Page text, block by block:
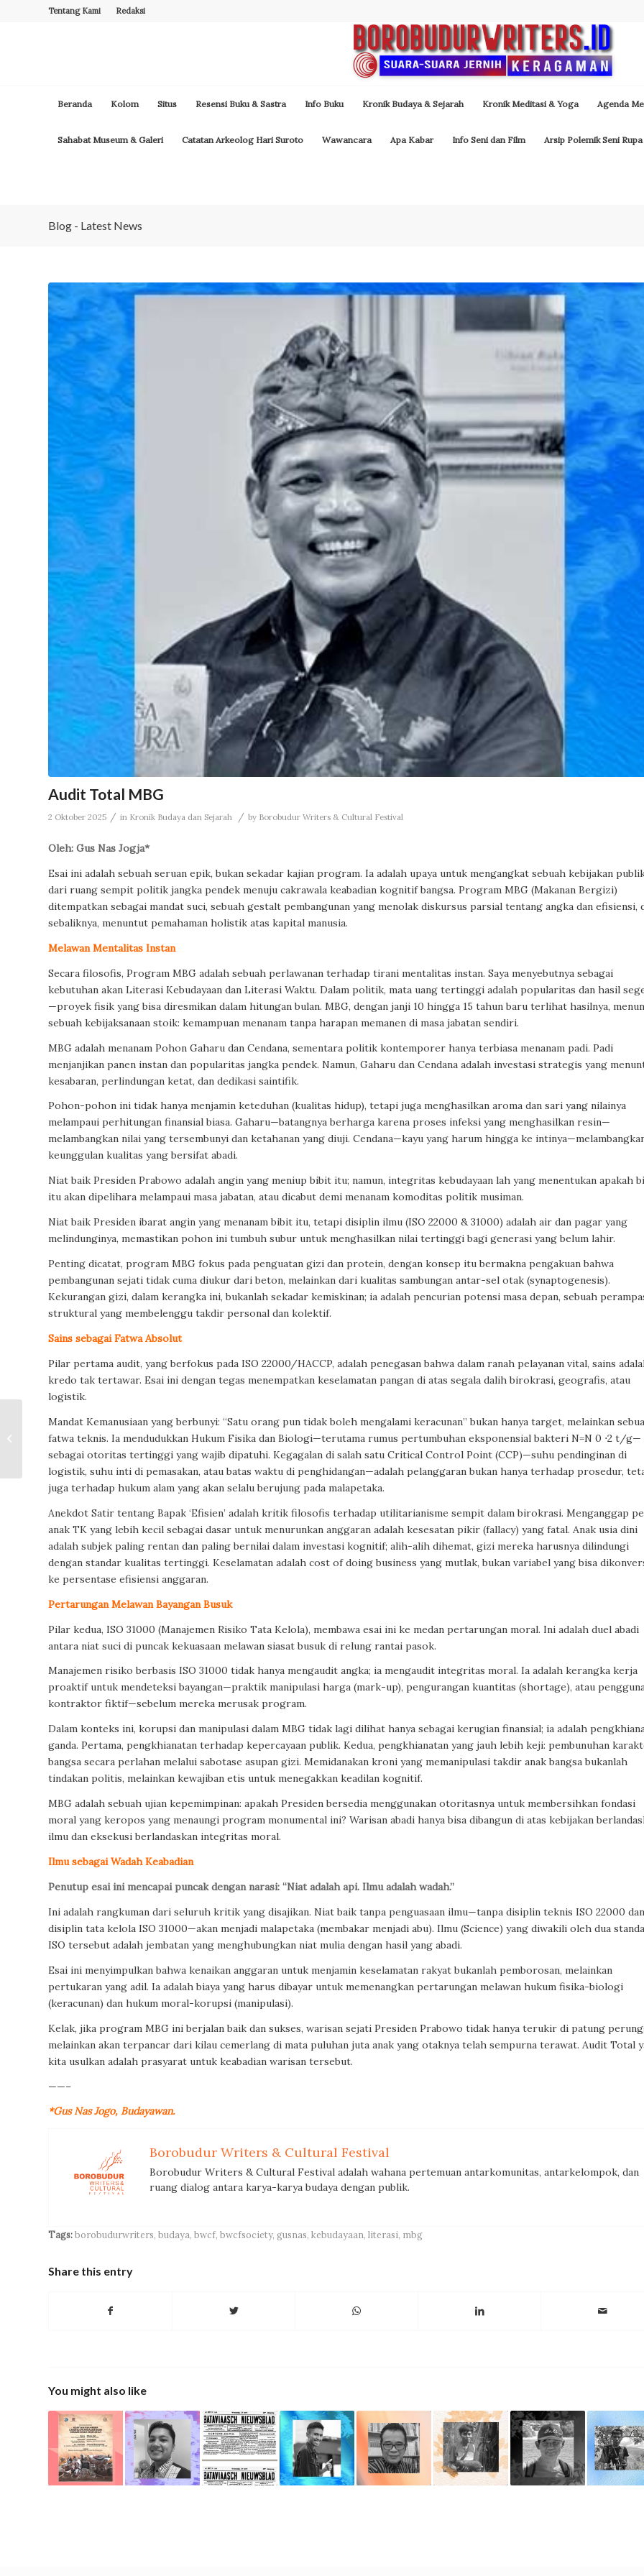
Tentang Kami Redaksi
Beranda Kolom Situs Resensi Buku & Sastra Info Buku Kronik Budaya & Sejarah Kronik Meditasi & Yoga Agenda
Sahabat Museum & Galeri Catatan Arkeolog Hari Suroto Wawancara Apa Kabar Info Seni dan Film Arsip Polemik Seni Rupa
Blog - Latest News
Audit Total MBG
2 Oktober 2025 / in Kronik Budaya dan Sejarah / by Borobudur Writers & Cultural Festival
Oleh: Gus Nas Jogja*
Esai ini adalah sebuah seruan epik, bukan sekadar kajian program. Ia adalah upaya untuk mengangkat sebuah kebijakan
dari ruang sempit politik jangka pendek menuju cakrawala keabadian kognitif bangsa. Program MBG (Makanan Bergizi)
ditempatkan sebagai mandat suci, sebuah gestalt pembangunan yang menolak diskursus parsial tentang angka dan efisiensi,
sebaliknya, menuntut pemahaman holistik atas kapital manusia.
Melawan Mentalitas Instan
Secara filosofis, Program MBG adalah sebuah perlawanan terhadap tirani mentalitas instan. Saya menyebutnya sebagai
kebutuhan akan Literasi Kebudayaan dan Literasi Waktu. Dalam politik, mata uang tertinggi adalah popularitas dan hasil
—proyek fisik yang bisa diresmikan dalam hitungan bulan. MBG, dengan janji 10 hingga 15 tahun baru terlihat hasilnya,
sebuah kebijaksanaan stoik: kemampuan menanam tanpa harapan memanen di masa jabatan sendiri.
MBG adalah menanam Pohon Gaharu dan Cendana, sementara politik kontemporer hanya terbiasa menanam padi. Padi
menjanjikan panen instan dan popularitas jangka pendek. Namun, Gaharu dan Cendana adalah investasi strategis yang
kesabaran, perlindungan ketat, dan dedikasi saintifik.
Pohon-pohon ini tidak hanya menjamin keteduhan (kualitas hidup), tetapi juga menghasilkan aroma dan sari yang nilainya
melampaui perhitungan finansial biasa. Gaharu—batangnya berharga karena proses infeksi yang menghasilkan resin—
melambangkan nilai yang tersembunyi dan ketahanan yang diuji. Cendana—kayu yang harum hingga ke
keunggulan kualitas yang bersifat abadi.
Niat baik Presiden Prabowo adalah angin yang meniup bibit itu; namun, integritas kebudayaan lah yang menentukan apakah
itu akan dipelihara melampaui masa jabatan, atau dicabut demi menanam komoditas politik musiman.
Niat baik Presiden ibarat angin yang menanam bibit itu, tetapi disiplin ilmu (ISO 22000 & 31000) adalah air dan pagar yang
melindunginya, memastikan pohon ini tumbuh subur untuk menghasilkan nilai tertinggi bagi generasi yang belum lahir.
Penting dicatat, program MBG fokus pada penguatan gizi dan protein, dengan konsep itu bermakna pengakuan bahwa
pembangunan sejati tidak cuma diukur dari beton, melainkan dari kualitas sambungan antar-sel otak (synaptogenesis).
Kekurangan gizi, dalam kerangka ini, bukanlah sekadar kemiskinan; ia adalah pencurian potensi masa depan, sebuah
struktural yang membelenggu takdir personal dan kolektif.
Sains sebagai Fatwa Absolut
Pilar pertama audit, yang berfokus pada ISO 22000/HACCP, adalah penegasan bahwa dalam ranah pelayanan vital, sains
kredo tak tertawar. Esai ini dengan tegas menempatkan keselamatan pangan di atas segala dalih birokrasi, geografis, atau
logistik.
Mandat Kemanusiaan yang berbunyi: “Satu orang pun tidak boleh mengalami keracunan” bukan hanya target, melainkan
fatwa teknis. Ia mendudukkan Hukum Fisika dan Biologi—terutama rumus pertumbuhan eksponensial bakteri N=N 0 ⋅2 t/g—
sebagai otoritas tertinggi yang wajib dipatuhi. Kegagalan di salah satu Critical Control Point (CCP)—suhu pendinginan di
logistik, suhu inti di pemasakan, atau batas waktu di penghidangan—adalah pelanggaran bukan hanya terhadap prosedur,
juga terhadap hukum alam yang akan selalu berujung pada malapetaka.
Anekdot Satir tentang Bapak ‘Efisien’ adalah kritik filosofis terhadap utilitarianisme sempit dalam birokrasi. Menganggap
anak TK yang lebih kecil sebagai dasar untuk menurunkan anggaran adalah kesesatan pikir (fallacy) yang fatal. Anak usia dini
adalah subjek paling rentan dan paling bernilai dalam investasi kognitif; alih-alih dihemat, gizi mereka harusnya dilindungi
dengan standar kualitas tertinggi. Keselamatan adalah cost of doing business yang mutlak, bukan variabel yang bisa
ke persentase efisiensi anggaran.
Pertarungan Melawan Bayangan Busuk
Pilar kedua, ISO 31000 (Manajemen Risiko Tata Kelola), membawa esai ini ke medan pertarungan moral. Ini adalah duel abadi
antara niat suci di puncak kekuasaan melawan siasat busuk di relung rantai pasok.
Manajemen risiko berbasis ISO 31000 tidak hanya mengaudit angka; ia mengaudit integritas moral. Ia adalah kerangka kerja
proaktif untuk mendeteksi bayangan—praktik manipulasi harga (mark-up), pengurangan kuantitas (shortage), atau
kontraktor fiktif—sebelum mereka merusak program.
Dalam konteks ini, korupsi dan manipulasi dalam MBG tidak lagi dilihat hanya sebagai kerugian finansial; ia adalah
ganda. Pertama, pengkhianatan terhadap kepercayaan publik. Kedua, pengkhianatan yang jauh lebih keji: pembunuhan
bangsa secara perlahan melalui sabotase asupan gizi. Memidanakan kroni yang memanipulasi takdir anak bangsa bukanlah
tindakan politis, melainkan kewajiban etis untuk menegakkan keadilan kognitif.
MBG adalah sebuah ujian kepemimpinan: apakah Presiden bersedia menggunakan otoritasnya untuk membersihkan fondasi
moral yang keropos yang menaungi program monumental ini? Warisan abadi hanya bisa dibangun di atas kebijakan
ilmu dan eksekusi berlandaskan integritas moral.
Ilmu sebagai Wadah Keabadian
Penutup esai ini mencapai puncak dengan narasi: “Niat adalah api. Ilmu adalah wadah.”
Ini adalah rangkuman dari seluruh kritik yang disajikan. Niat baik tanpa penguasaan ilmu—tanpa disiplin teknis ISO 22000 dan
disiplin tata kelola ISO 31000—akan menjadi malapetaka (membakar menjadi abu). Ilmu (Science) yang diwakili oleh dua
ISO tersebut adalah jembatan yang menghubungkan niat mulia dengan hasil yang abadi.
Esai ini menyimpulkan bahwa kenaikan anggaran untuk menjamin keselamatan rakyat bukanlah pemborosan, melainkan
pertukaran yang adil. Ia adalah biaya yang harus dibayar untuk memenangkan pertarungan melawan hukum fisika-biologi
(keracunan) dan hukum moral-korupsi (manipulasi).
Kelak, jika program MBG ini berjalan baik dan sukses, warisan sejati Presiden Prabowo tidak hanya terukir di patung
melainkan akan terpancar dari kilau cemerlang di mata puluhan juta anak yang otaknya telah sempurna terawat. Audit Total
kita usulkan adalah prasyarat untuk keabadian warisan tersebut.
——–
*Gus Nas Jogo, Budayawan.
Borobudur Writers & Cultural Festival
Borobudur Writers & Cultural Festival adalah wahana pertemuan antarkomunitas, antarkelompok, dan
ruang dialog antara karya-karya budaya dengan publik.
Tags:borobudurwriters, budaya, bwcf, bwcfsociety, gusnas, kebudayaan, literasi, mbg
Share this entry
You might also like
Subyek yang Berupaya
Melintas dalam
Hospitalitas